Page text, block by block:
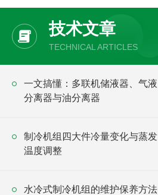
技术文章
TECHNICAL ARTICLES
一文搞懂：多联机储液器、气液
分离器与油分离器
制冷机组四大件冷量变化与蒸发
温度调整
水冷式制冷机组的维护保养方法